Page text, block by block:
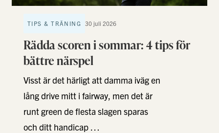
TIPS & TRÄNING 30 juli 2026
Rädda scoren i sommar: 4 tips för
bättre närspel
Visst är det härligt att damma iväg en
lång drive mitt i fairway, men det är
runt green de flesta slagen sparas
och ditt handicap …